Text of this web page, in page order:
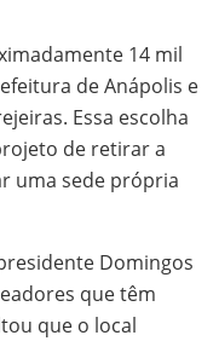
14 mil
de Anápolis e
Essa escolha
de retirar a
uma sede própria
Domingos
que têm
que o local